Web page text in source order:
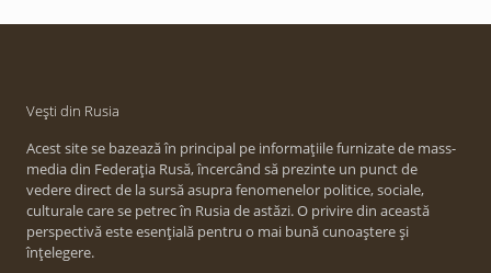
Vești din Rusia
Acest site se bazează în principal pe informațiile furnizate de mass-
media din Federația Rusă, încercând să prezinte un punct de
vedere direct de la sursă asupra fenomenelor politice, sociale,
culturale care se petrec în Rusia de astăzi. O privire din această
perspectivă este esențială pentru o mai bună cunoaștere și
înțelegere.